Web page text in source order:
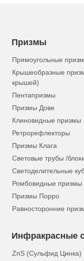
Призмы
Прямоугольные
Крышеобразные
крышей)
Пентапризмы
Призмы Дове
Клиновидные призмы
Ретрорефлекторы
Призмы Клага
Световые трубы /
Светоделительные
Ромбовидные призмы
Призмы Порро
Равносторонние
Инфракрасные
ZnS (Сульфид Цинка)